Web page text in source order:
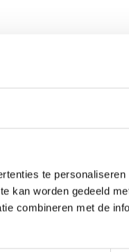
te
kan worden gedeeld
combineren met de